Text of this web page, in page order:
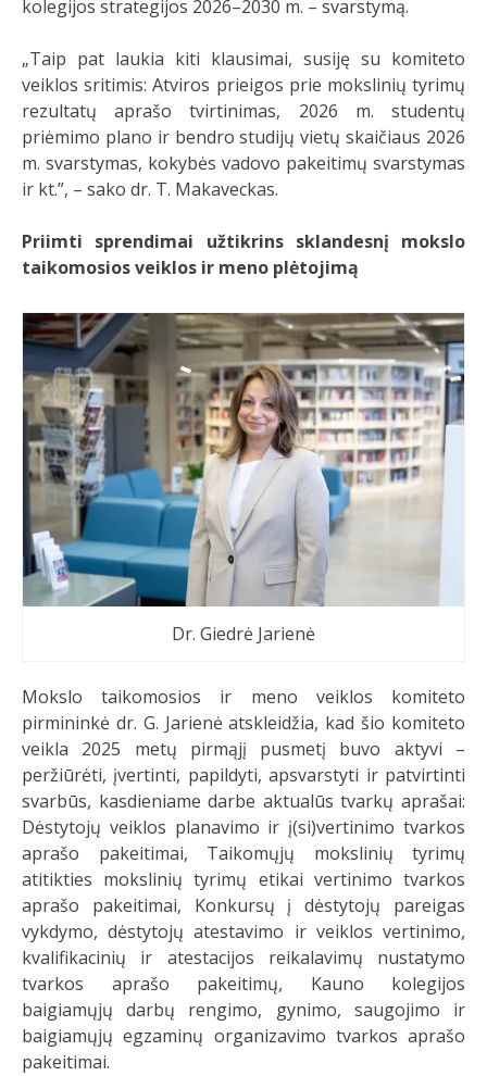
kolegijos strategijos 2026–2030 m. – svarstymą.
„Taip pat laukia kiti klausimai, susiję su komiteto
veiklos sritimis: Atviros prieigos prie mokslinių tyrimų
rezultatų aprašo tvirtinimas, 2026 m. studentų
priėmimo plano ir bendro studijų vietų skaičiaus 2026
m. svarstymas, kokybės vadovo pakeitimų svarstymas
ir kt.”, – sako dr. T. Makaveckas.
Priimti sprendimai užtikrins sklandesnį mokslo
taikomosios veiklos ir meno plėtojimą
Dr. Giedrė Jarienė
Mokslo taikomosios ir meno veiklos komiteto
pirmininkė dr. G. Jarienė atskleidžia, kad šio komiteto
veikla 2025 metų pirmąjį pusmetį buvo aktyvi –
peržiūrėti, įvertinti, papildyti, apsvarstyti ir patvirtinti
svarbūs, kasdieniame darbe aktualūs tvarkų aprašai:
Dėstytojų veiklos planavimo ir į(si)vertinimo tvarkos
aprašo pakeitimai, Taikomųjų mokslinių tyrimų
atitikties mokslinių tyrimų etikai vertinimo tvarkos
aprašo pakeitimai, Konkursų į dėstytojų pareigas
vykdymo, dėstytojų atestavimo ir veiklos vertinimo,
kvalifikacinių ir atestacijos reikalavimų nustatymo
tvarkos aprašo pakeitimų, Kauno kolegijos
baigiamųjų darbų rengimo, gynimo, saugojimo ir
baigiamųjų egzaminų organizavimo tvarkos aprašo
pakeitimai.